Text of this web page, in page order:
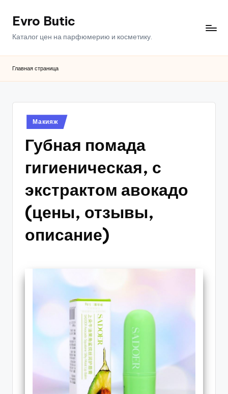
ПерейтиEvro Butic
Каталог цен на парфюмерию и косметику.
Главная страница
Опубликовано
в
Макияж
Губная помада
гигиеническая, с
экстрактом авокадо
(цены, отзывы,
описание)